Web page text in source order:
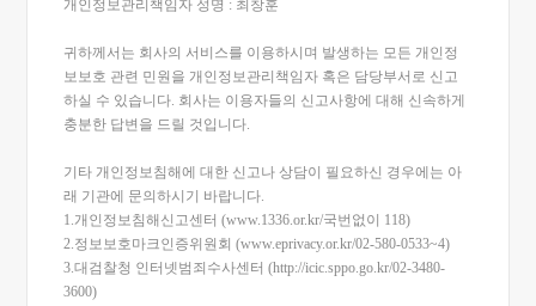
개인정보관리책임자 성명 : 최창훈
귀하께서는 회사의 서비스를 이용하시며 발생하는 모든 개인정
보보호 관련 민원을 개인정보관리책임자 혹은 담당부서로 신고
하실 수 있습니다. 회사는 이용자들의 신고사항에 대해 신속하게
충분한 답변을 드릴 것입니다.
기타 개인정보침해에 대한 신고나 상담이 필요하신 경우에는 아
래 기관에 문의하시기 바랍니다.
1.개인정보침해신고센터 (www.1336.or.kr/국번없이 118)
2.정보보호마크인증위원회 (www.eprivacy.or.kr/02-580-0533~4)
3.대검찰청 인터넷범죄수사센터 (http://icic.sppo.go.kr/02-3480-
3600)